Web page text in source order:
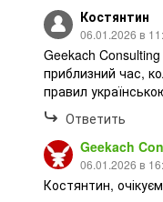
Костянтин
06.01.2026 в
Geekach
приблизний час,
правил
Ответить
Geekach
06.01.2026 в
Костянтин,